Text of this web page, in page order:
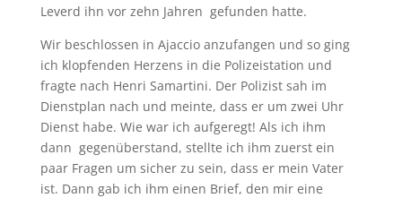
Leverd ihn vor zehn Jahren gefunden hatte.
Wir beschlossen in Ajaccio anzufangen und so ging
ich klopfenden Herzens in die Polizeistation und
fragte nach Henri Samartini. Der Polizist sah im
Dienstplan nach und meinte, dass er um zwei Uhr
Dienst habe. Wie war ich aufgeregt! Als ich ihm
dann gegenüberstand, stellte ich ihm zuerst ein
paar Fragen um sicher zu sein, dass er mein Vater
ist. Dann gab ich ihm einen Brief, den mir eine